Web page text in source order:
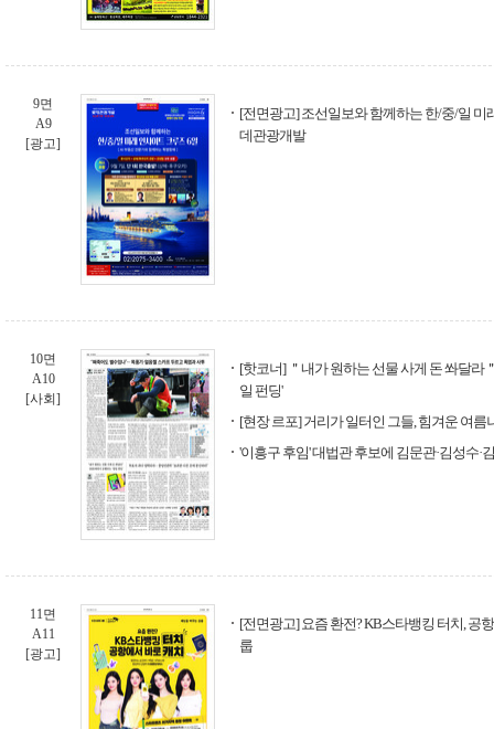
9면
A9
[광고]
[전면광고] 조선일보와 함께하는 한/중/일 미
데관광개발
10면
A10
[사회]
[핫코너] ＂내가 원하는 선물 사게 돈 쏴달라
일 펀딩'
[현장 르포] 거리가 일터인 그들, 힘겨운 여름
'이흥구 후임' 대법관 후보에 김문관·김성수·
11면
A11
[광고]
[전면광고] 요즘 환전? KB스타뱅킹 터치, 공
룹